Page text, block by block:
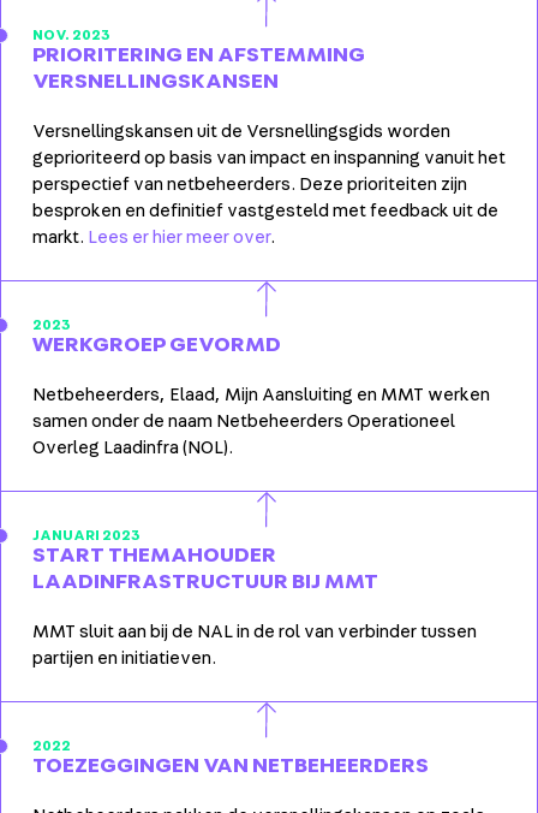
NOV. 2023
PRIORITERING EN AFSTEMMING
VERSNELLINGSKANSEN
Versnellingskansen uit de Versnellingsgids worden
geprioriteerd op basis van impact en inspanning vanuit het
perspectief van netbeheerders. Deze prioriteiten zijn
besproken en definitief vastgesteld met feedback uit de
markt. Lees er hier meer over.
2023
WERKGROEP GEVORMD
Netbeheerders, Elaad, Mijn Aansluiting en MMT werken
samen onder de naam Netbeheerders Operationeel
Overleg Laadinfra (NOL).
JANUARI 2023
START THEMAHOUDER
LAADINFRASTRUCTUUR BIJ MMT
MMT sluit aan bij de NAL in de rol van verbinder tussen
partijen en initiatieven.
2022
TOEZEGGINGEN VAN NETBEHEERDERS